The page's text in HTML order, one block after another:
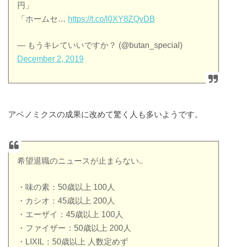
円」
「ホームセ… https://t.co/l0XY8ZQvDB
— もうキレていいですか？ (@butan_special)
December 2, 2019
アベノミクスの成果に改めて驚く人も多いようです。
希望退職のニュースが止まらない..
・味の素：50歳以上 100人
・カシオ：45歳以上 200人
・エーザイ：45歳以上 100人
・ファイザー：50歳以上 200人
・LIXIL：50歳以上 人数定めず